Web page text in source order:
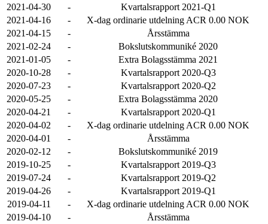
2021-04-30 -
Kvartalsrapport 2021-Q1
2021-04-16
-
X-dag ordinarie utdelning ACR 0.00 NOK
2021-04-15
-
Årsstämma
2021-02-24
-
Bokslutskommuniké 2020
2021-01-05
-
Extra Bolagsstämma 2021
2020-10-28
-
Kvartalsrapport 2020-Q3
2020-07-23
-
Kvartalsrapport 2020-Q2
2020-05-25
-
Extra Bolagsstämma 2020
2020-04-21
-
Kvartalsrapport 2020-Q1
2020-04-02
-
X-dag ordinarie utdelning ACR 0.00 NOK
2020-04-01
-
Årsstämma
2020-02-12
-
Bokslutskommuniké 2019
2019-10-25
-
Kvartalsrapport 2019-Q3
2019-07-24
-
Kvartalsrapport 2019-Q2
2019-04-26
-
Kvartalsrapport 2019-Q1
2019-04-11
-
X-dag ordinarie utdelning ACR 0.00 NOK
2019-04-10
-
Årsstämma